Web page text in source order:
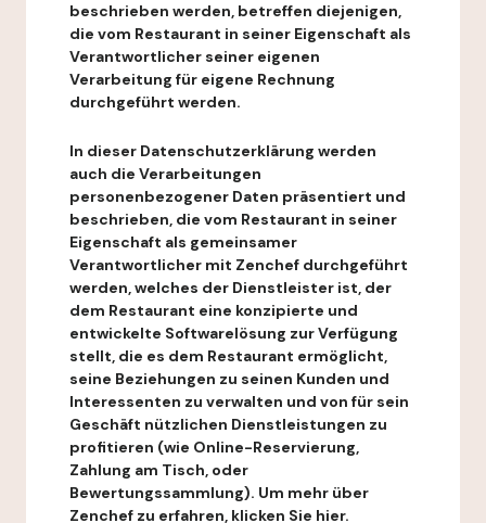
beschrieben werden, betreffen diejenigen,
die vom Restaurant in seiner Eigenschaft als
Verantwortlicher seiner eigenen
Verarbeitung für eigene Rechnung
durchgeführt werden.
In dieser Datenschutzerklärung werden
auch die Verarbeitungen
personenbezogener Daten präsentiert und
beschrieben, die vom Restaurant in seiner
Eigenschaft als gemeinsamer
Verantwortlicher mit Zenchef durchgeführt
werden, welches der Dienstleister ist, der
dem Restaurant eine konzipierte und
entwickelte Softwarelösung zur Verfügung
stellt, die es dem Restaurant ermöglicht,
seine Beziehungen zu seinen Kunden und
Interessenten zu verwalten und von für sein
Geschäft nützlichen Dienstleistungen zu
profitieren (wie Online-Reservierung,
Zahlung am Tisch, oder
Bewertungssammlung). Um mehr über
Zenchef zu erfahren, klicken Sie hier.